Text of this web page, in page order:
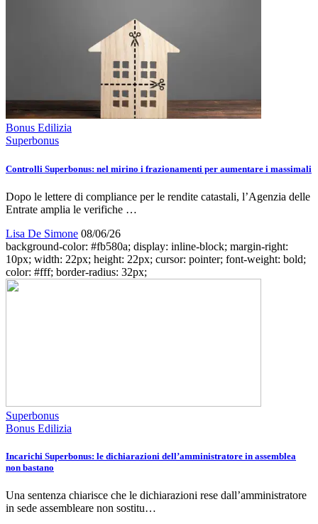
Bonus Edilizia
Superbonus
Controlli Superbonus: nel mirino i frazionamenti per aumentare i massimali
Dopo le lettere di compliance per le rendite catastali, l’Agenzia delle
Entrate amplia le verifiche …
Lisa De Simone 08/06/26
background-color: #fb580a; display: inline-block; margin-right:
10px; width: 22px; height: 22px; cursor: pointer; font-weight: bold;
color: #fff; border-radius: 32px;
Superbonus
Bonus Edilizia
Incarichi Superbonus: le dichiarazioni dell’amministratore in assemblea
non bastano
Una sentenza chiarisce che le dichiarazioni rese dall’amministratore
in sede assembleare non sostitu…